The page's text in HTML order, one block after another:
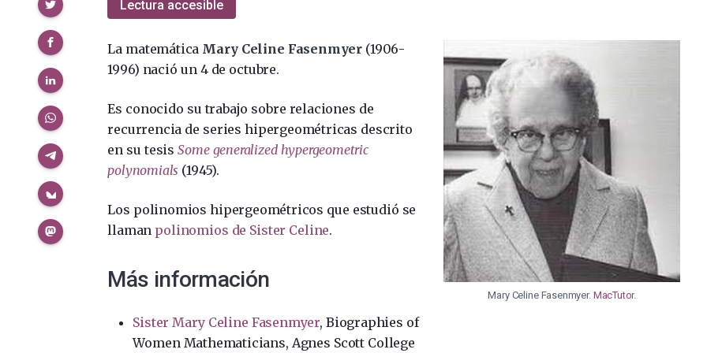
Lectura accesible
Mary Celine Fasenmyer. MacTutor.
La matemática Mary Celine Fasenmyer (1906-
1996) nació un 4 de octubre.
Es conocido su trabajo sobre relaciones de
recurrencia de series hipergeométricas descrito
en su tesisSome generalized hypergeometric
polynomials (1945).
Los polinomios hipergeométricos que estudió se
llaman polinomios de Sister Celine.
Más información
Sister Mary Celine Fasenmyer, Biographies of
Women Mathematicians, Agnes Scott College